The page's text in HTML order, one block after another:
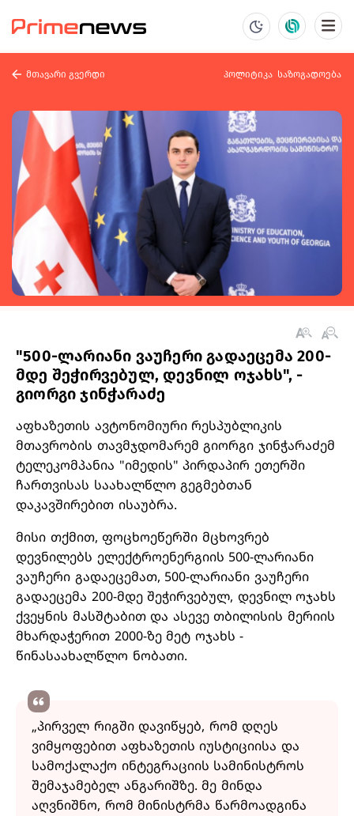
მთავარი გვერდი პოლიტიკა საზოგადოება
"500-ლარიანი ვაუჩერი გადაეცემა 200-
მდე შეჭირვებულ, დევნილ ოჯახს", -
გიორგი ჯინჭარაძე
აფხაზეთის ავტონომიური რესპუბლიკის
მთავრობის თავმჯდომარემ გიორგი ჯინჭარაძემ
ტელეკომპანია "იმედის" პირდაპირ ეთერში
ჩართვისას საახალწლო გეგმებთან
დაკავშირებით ისაუბრა.
მისი თქმით, ფოცხოეწერში მცხოვრებ
დევნილებს ელექტროენერგიის 500-ლარიანი
ვაუჩერი გადაეცემათ, 500-ლარიანი ვაუჩერი
გადაეცემა 200-მდე შეჭირვებულ, დევნილ ოჯახს
ქვეყნის მასშტაბით და ასევე თბილისის მერიის
მხარდაჭერით 2000-ზე მეტ ოჯახს -
წინასაახალწლო ნობათი.
„პირველ რიგში დავიწყებ, რომ დღეს
ვიმყოფებით აფხაზეთის იუსტიციისა და
სამოქალაქო ინტეგრაციის სამინისტროს
შემაჯამებელ ანგარიშზე. მე მინდა
აღვნიშნო, რომ მინისტრმა წარმოადგინა